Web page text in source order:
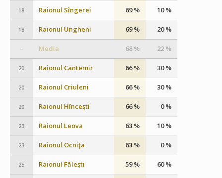
18 Raionul Sîngerei 69 % 10 %
18 Raionul Ungheni 69 % 20 %
– Media 68 % 22 %
20 Raionul Cantemir 66 % 30 %
20 Raionul Criuleni 66 % 30 %
20 Raionul Hînceşti 66 % 0 %
23 Raionul Leova 63 % 10 %
23 Raionul Ocniţa 63 % 0 %
25 Raionul Făleşti 59 % 60 %